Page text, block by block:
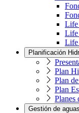
Life
Life
Life
Planificación
Plan
Plan
Plan
Planes
Gestión de aguas